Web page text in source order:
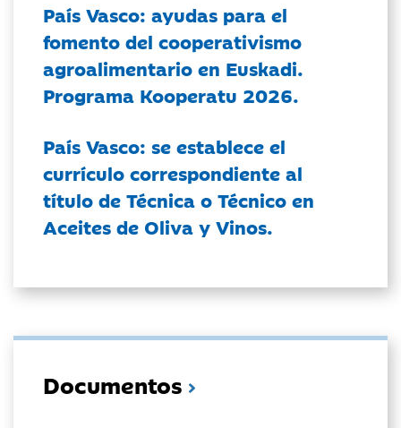
País Vasco: ayudas para el
fomento del cooperativismo
agroalimentario en Euskadi.
Programa Kooperatu 2026.
País Vasco: se establece el
currículo correspondiente al
título de Técnica o Técnico en
Aceites de Oliva y Vinos.
Documentos